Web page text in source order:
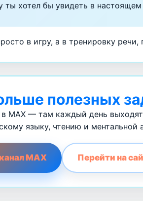
ты хотел бы увидеть в
в игру, а в тренировку речи,
полезных
MAX — там каждый день
языку, чтению и ментальной
MAX Перейти на